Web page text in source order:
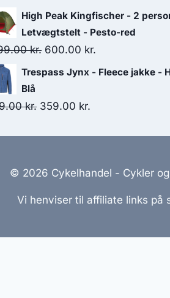
price
was:
399.00 kr..
price
is:
200.00 kr..
High Peak Kingfischer - 2
Letvægtstelt - Pesto-red
kr. Original
price
1,199.00 kr..
600.00 kr.
price
Trespass Jynx - Fleece jakke -
Blå
kr. Original
359.00 kr.
© 2026 Cykelhandel - Cykler
Vi henviser til affiliate links på